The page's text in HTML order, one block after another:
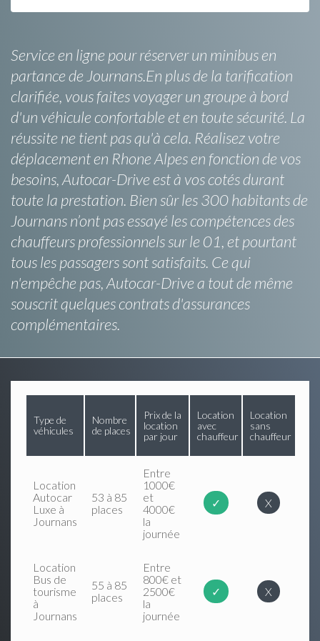
Service en ligne pour réserver un minibus en
partance de Journans.En plus de la tarification
clarifiée, vous faites voyager un groupe à bord
d'un véhicule confortable et en toute sécurité. La
réussite ne tient pas qu'à cela. Réalisez votre
déplacement en Rhone Alpes en fonction de vos
besoins, Autocar-Drive est à vos cotés durant
toute la prestation. Bien sûr les 300 habitants de
Journans n’ont pas essayé les compétences des
chauffeurs professionnels sur le 01, et pourtant
tous les passagers sont satisfaits. Ce qui
n'empêche pas, Autocar-Drive a tout de même
souscrit quelques contrats d'assurances
complémentaires.
Type de
véhicules
Nombre
de places
Prix de la
location
par jour
Location
avec
chauffeur
Location
sans
chauffeur
Location
Autocar
Luxe à
Journans
53 à 85
places
Entre
1000€
et
4000€
la
journée
✓ X
Location
Bus de
tourisme
à
Journans
55 à 85
places
Entre
800€ et
2500€
la
journée
✓ X